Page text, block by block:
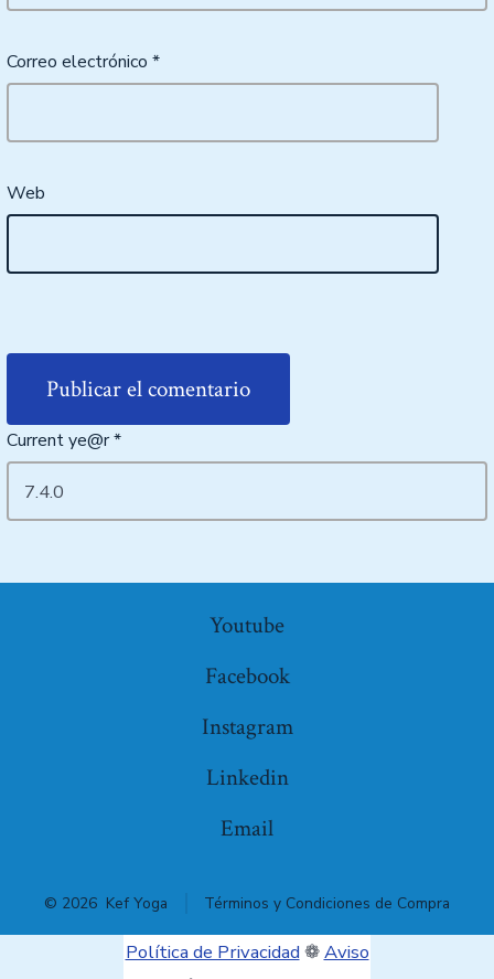
Correo electrónico *
Web
Current ye@r*
Youtube
Facebook
Instagram
Linkedin
Email
© 2026 Kef Yoga Términos y Condiciones de Compra
Política de Privacidad ❁Aviso